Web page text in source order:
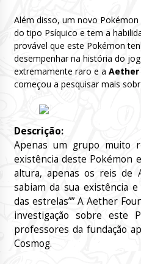
Além disso, um novo Pokémon
do tipo Psíquico e tem a
provável que este Pokémon
desempenhar na história do
extremamente raro e a Aether
começou a pesquisar mais
Descrição:
Apenas um grupo muito
existência deste Pokémon
altura, apenas os reis de
sabiam da sua existência
das estrelas”” A Aether
investigação sobre este
professores da fundação
Cosmog.